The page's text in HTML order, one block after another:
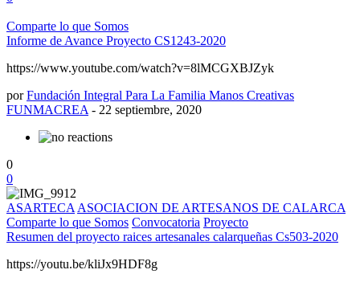
Comparte lo que Somos
Informe de Avance Proyecto CS1243-2020
https://www.youtube.com/watch?v=8lMCGXBJZyk
porFundación Integral Para La Familia Manos Creativas
FUNMACREA- 22 septiembre, 2020
0
0
ASARTECAASOCIACION DE ARTESANOS DE CALARCA
Comparte lo que Somos Convocatoria Proyecto
Resumen del proyecto raices artesanales calarqueñas Cs503-2020
https://youtu.be/kliJx9HDF8g